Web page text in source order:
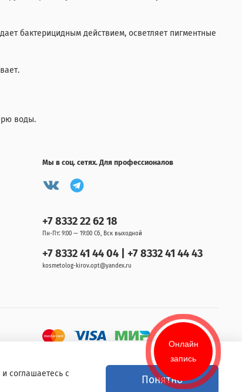
бактерицидным действием, осветляет пигментные
воды.
Мы в соц. сетях. Для профессионалов
+7 8332 22 62 18
Пн-Пт: 9:00 — 19:00 Сб, Вск выходной
+7 8332 41 44 04 | +7 8332 41 44 43
kosmetolog-kirov.opt@yandex.ru
соглашаетесь с
Понятно
Онлайн
запись